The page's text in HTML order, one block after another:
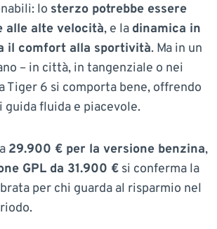
lo sterzo potrebbe essere
alle alte velocità, e la dinamica in
il comfort alla sportività. Ma in un
– in città, in tangenziale o nei
Tiger 6 si comporta bene, offrendo
guida fluida e piacevole.
29.900 € per la versione benzina,
GPL da 31.900 €si conferma la
per chi guarda al risparmio nel